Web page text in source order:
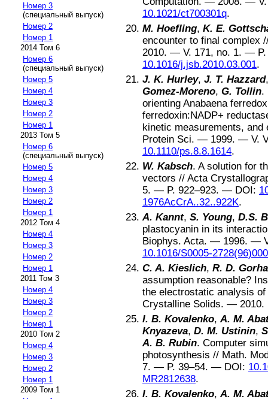
Номер 3
(специальный выпуск)
Номер 2
Номер 1
2014 Том 6
Номер 6
(специальный выпуск)
Номер 5
Номер 4
Номер 3
Номер 2
Номер 1
2013 Том 5
Номер 6
(специальный выпуск)
Номер 5
Номер 4
Номер 3
Номер 2
Номер 1
2012 Том 4
Номер 4
Номер 3
Номер 2
Номер 1
2011 Том 3
Номер 4
Номер 3
Номер 2
Номер 1
2010 Том 2
Номер 4
Номер 3
Номер 2
Номер 1
2009 Том 1
10.1021/ct700301q.
M. Hoefling, K. E.
encounter to final complex
2010. — V. 171, no. 1. —
10.1016/j.jsb.2010.03.001.
J. K. Hurley, J. T. Hazzard
Gomez-Moreno, G. Tollin.
orienting Anabaena
ferredoxin:NADP+
kinetic measurements,
Protein Sci. — 1999. — V. V
10.1110/ps.8.8.1614.
W. Kabsch. A solution for
vectors // Acta
5. — P. 922–923. — DOI:
1976AcCrA..32..922K.
A. Kannt, S. Young, D.S.
plastocyanin in its
Biophys. Acta. — 1996. —
10.1016/S0005-
C. A. Kieslich, R. D.
assumption reasonable?
the electrostatic analysis
Crystalline Solids. — 2010.
I. B. Kovalenko,A. M.
Knyazeva, D. M. Ustinin,
A. B. Rubin. Computer
photosynthesis // Math.
7. — P. 39–54. — DOI:
MR2812638.
I. B. Kovalenko,A. M.